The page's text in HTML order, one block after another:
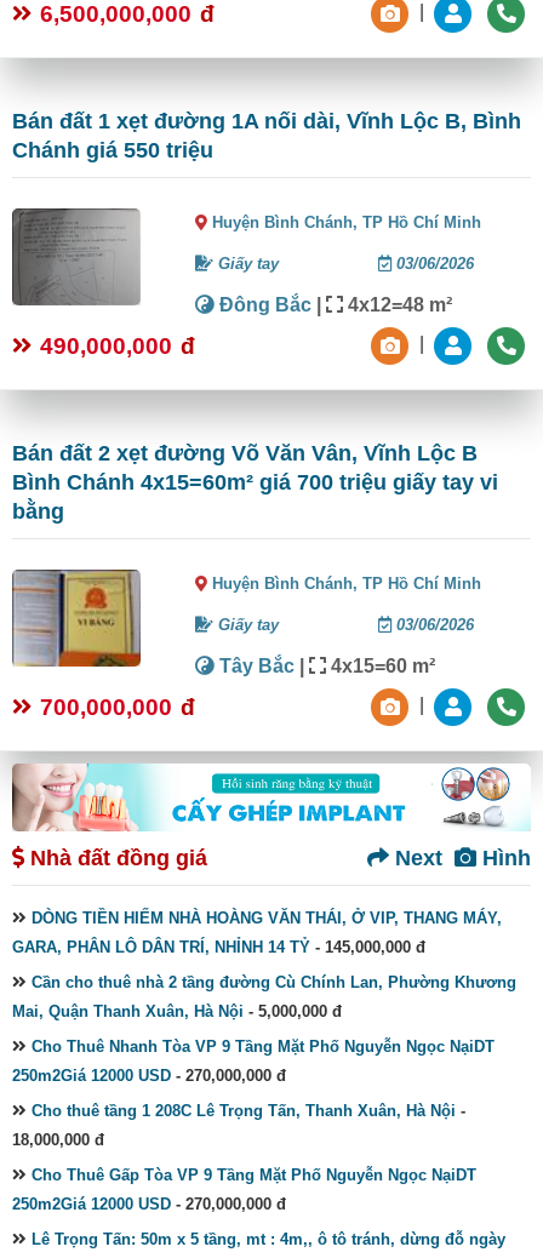
6,500,000,000 đ
Bán đất 1 xẹt đường 1A nối dài, Vĩnh Lộc B, Bình
Chánh giá 550 triệu
Huyện Bình Chánh,TP Hồ Chí Minh
Giấy tay 03/06/2026
Đông Bắc | 4x12=48 m²
490,000,000 đ
Bán đất 2 xẹt đường Võ Văn Vân, Vĩnh Lộc B
Bình Chánh 4x15=60m² giá 700 triệu giấy tay vi
bằng
Huyện Bình Chánh,TP Hồ Chí Minh
Giấy tay 03/06/2026
Tây Bắc | 4x15=60 m²
700,000,000 đ
Nhà đất đồng giá Hình
Next
DÒNG TIỀN HIẾM NHÀ HOÀNG VĂN THÁI, Ở VIP, THANG MÁY,
GARA, PHÂN LÔ DÂN TRÍ, NHỈNH 14 TỶ - 145,000,000 đ
Cần cho thuê nhà 2 tầng đường Cù Chính Lan, Phường Khương
Mai, Quận Thanh Xuân, Hà Nội - 5,000,000 đ
Cho Thuê Nhanh Tòa VP 9 Tầng Mặt Phố Nguyễn Ngọc NạiDT
250m2Giá 12000 USD - 270,000,000 đ
Cho thuê tầng 1 208C Lê Trọng Tấn, Thanh Xuân, Hà Nội -
18,000,000 đ
Cho Thuê Gấp Tòa VP 9 Tầng Mặt Phố Nguyễn Ngọc NạiDT
250m2Giá 12000 USD - 270,000,000 đ
Lê Trọng Tấn: 50m x 5 tầng, mt : 4m,, ô tô tránh, dừng đỗ ngày